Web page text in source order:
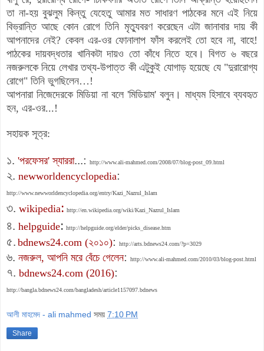
তা না-হয় বুঝলুম কিন্তু যেহেতু আমার মত সাধারণ পাঠকের মনে এই নিয়ে
বিভ্রান্তি আছে কোন রোগে তিনি মৃত্যুবরণ করেছেন এটা জানাবার দায় কী
আপনাদের নেই? কেবল এর-ওর ফোনালাপ ফাঁস করলেই তো হবে না, বাহে!
পাঠকের দায়বদ্ধতার খানিকটা দায়ও তো কাঁধে নিতে হবে। বিগত ৬ বছরে
নজরুলকে নিয়ে লেখার তথ্য-উপাত্ত কী এটুকুই যোগাড় হয়েছে যে "দুরারোগ্য
রোগে" তিনি ভুগছিলেন…!
আপনারা নিজেদেরকে মিডিয়া না বলে 'মিডিয়াম' বলুন। মাধ্যম হিসাবে ব্যবহৃত
হন, এর-ওর...!
সহায়ক সূত্র:
১. 'পরফেসর' স্যাররা...: http://www.ali-mahmed.com/2008/07/blog-post_09.html
২. newworldencyclopedia:
http://www.newworldencyclopedia.org/entry/Kazi_Nazrul_Islam
৩. wikipedia: http://en.wikipedia.org/wiki/Kazi_Nazrul_Islam
৪. helpguide: http://helpguide.org/elder/picks_disease.htm
৫. bdnews24.com (২০১০): http://arts.bdnews24.com/?p=3029
৬. নজরুল, আপনি মরে বেঁচে গেলেন: http://www.ali-mahmed.com/2010/03/blog-post.html
৭. bdnews24.com (2016):
http://bangla.bdnews24.com/bangladesh/article1157097.bdnews
আলী মাহমেদ - ali mahmed সময় 7:10 PM
Share